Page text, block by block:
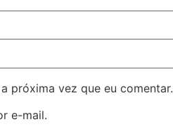
próxima vez que eu comentar.
e-mail.